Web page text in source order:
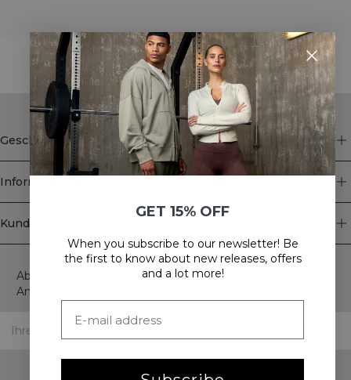
STYLE WITH
Geschäft
Information
Kundendienst
Newsletter
Abonnieren Sie unseren Newsletter! Erhalten Sie exklusive
Angebote, unsere neuesten Nachrichten und vieles mehr.
GET 15% OFF
When you subscribe to our newsletter! Be
the first to know about new releases, offers
and a lot more!